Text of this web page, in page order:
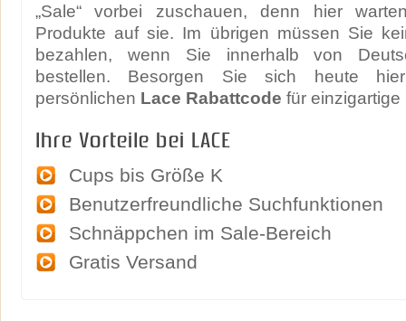
„Sale“ vorbei zuschauen, denn hier
Produkte auf sie. Im übrigen müssen Sie
bezahlen, wenn Sie innerhalb von
bestellen. Besorgen Sie sich heute
persönlichen Lace Rabattcode für
Ihre Vorteile bei LACE
Cups bis Größe K
Benutzerfreundliche Suchfunktionen
Schnäppchen im Sale-Bereich
Gratis Versand